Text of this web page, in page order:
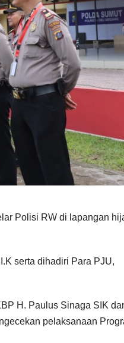
Polisi RW di lapangan
serta dihadiri Para PJU,
H. Paulus Sinaga SIK
pelaksanaan